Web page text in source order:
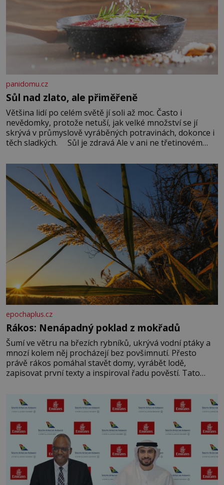
panidomu.cz
Sůl nad zlato, ale přiměřeně
Většina lidí po celém světě jí soli až moc. Často i
nevědomky, protože netuší, jak velké množství se jí
skrývá v průmyslově vyráběných potravinách, dokonce i
těch sladkých. Sůl je zdravá Ale v ani ne třetinovém
základní složky– sodík a chlór – jsou zásadní pro
správné hospodaření
epochaplus.cz
Rákos: Nenápadný poklad z mokřadů
Šumí ve větru na březích rybníků, ukrývá vodní ptáky a
mnozí kolem něj procházejí bez povšimnutí. Přesto
právě rákos pomáhal stavět domy, vyrábět lodě,
zapisovat první texty a inspiroval řadu pověstí. Tato
letního koupání. Stačí se však podívat